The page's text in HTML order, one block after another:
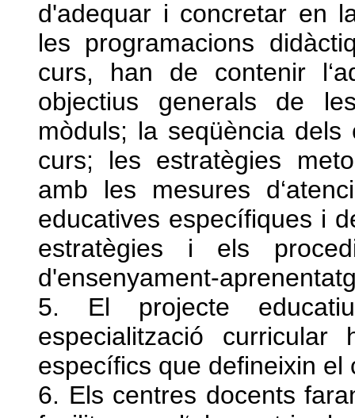
d'adequar i concretar en
les programacions
curs, han de contenir
objectius generals de
mòduls; la seqüència
curs; les estratègies
amb les mesures
educatives específiques i
estratègies i els
d'ensenyament-
5. El projecte
especialització curricular
específics que defineixin
6. Els centres docents